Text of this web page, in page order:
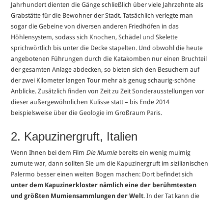
Jahrhundert dienten die Gänge schließlich über viele Jahrzehnte als
Grabstätte für die Bewohner der Stadt. Tatsächlich verlegte man
sogar die Gebeine von diversen anderen Friedhöfen in das
Höhlensystem, sodass sich Knochen, Schädel und Skelette
sprichwörtlich bis unter die Decke stapelten. Und obwohl die heute
angebotenen Führungen durch die Katakomben nur einen Bruchteil
der gesamten Anlage abdecken, so bieten sich den Besuchern auf
der zwei Kilometer langen Tour mehr als genug schaurig-schöne
Anblicke. Zusätzlich finden von Zeit zu Zeit Sonderausstellungen vor
dieser außergewöhnlichen Kulisse statt – bis Ende 2014
beispielsweise über die Geologie im Großraum Paris.
2. Kapuzinergruft, Italien
Wenn Ihnen bei dem Film Die Mumiebereits ein wenig mulmig
zumute war, dann sollten Sie um die Kapuzinergruft im sizilianischen
Palermo besser einen weiten Bogen machen: Dort befindet sich
unter dem Kapuzinerkloster nämlich eine der berühmtesten
und größten Mumiensammlungen der Welt. In der Tat kann die